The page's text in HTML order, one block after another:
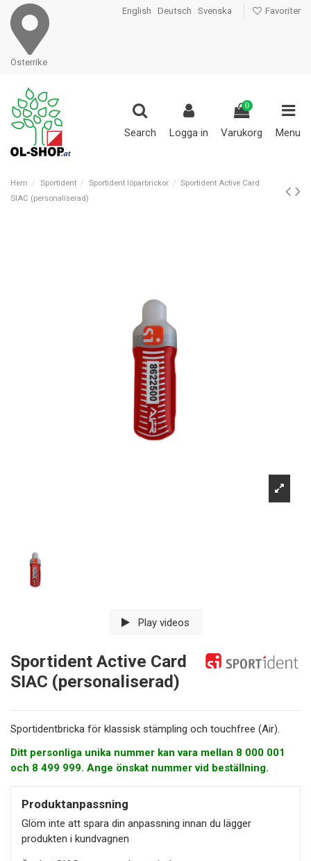
Österrike
English Deutsch Svenska Favoriter
Search Logga in
0
Varukorg Menu
Hem Sportident Sportident löparbrickor
Sportident Active Card
SIAC (personaliserad)
Play videos
Sportident Active Card
SIAC (personaliserad)
Sportidentbricka för klassisk stämpling och touchfree (Air).
Ditt personliga unika nummer kan vara mellan 8 000 001
och 8 499 999. Ange önskat nummer vid beställning.
Produktanpassning
Glöm inte att spara din anpassning innan du lägger
produkten i kundvagnen